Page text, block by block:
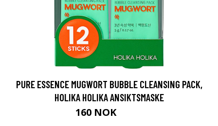
PURE ESSENCE MUGWORT BUBBLE CLEANSING PACK,
HOLIKA HOLIKA ANSIKTSMASKE
160 NOK